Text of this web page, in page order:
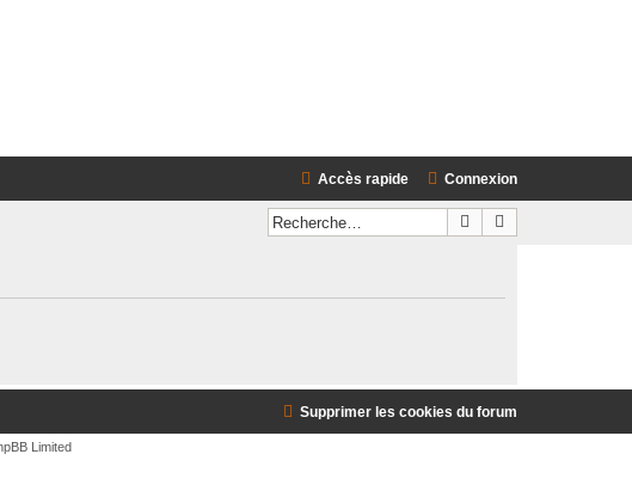
Connexion
Accès rapide
Rechercher
Supprimer les cookies du forum
Limited